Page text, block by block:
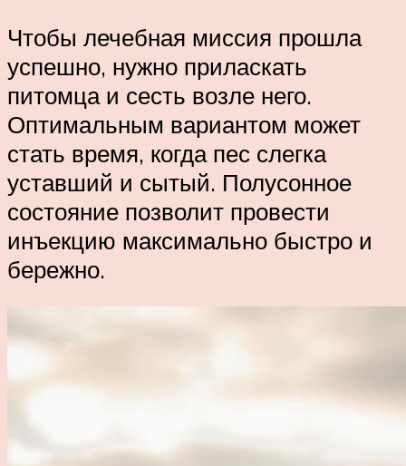
Чтобы лечебная миссия прошла
успешно, нужно приласкать
питомца и сесть возле него.
Оптимальным вариантом может
стать время, когда пес слегка
уставший и сытый. Полусонное
состояние позволит провести
инъекцию максимально быстро и
бережно.